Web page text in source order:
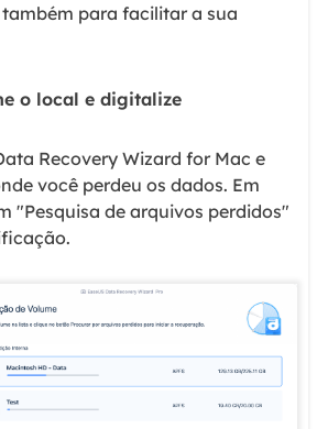
para facilitar a sua
o local e digitalize
Recovery Wizard for Mac e
você perdeu os dados. Em
"Pesquisa de arquivos perdidos"